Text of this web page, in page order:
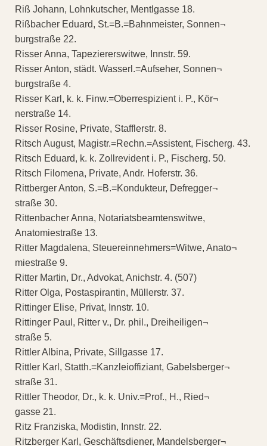
Riß Johann, Lohnkutscher, Mentlgasse 18.
Rißbacher Eduard, St.=B.=Bahnmeister, Sonnen¬
burgstraße 22.
Risser Anna, Tapeziererswitwe, Innstr. 59.
Risser Anton, städt. Wasserl.=Aufseher, Sonnen¬
burgstraße 4.
Risser Karl, k. k. Finw.=Oberrespizient i. P., Kör¬
nerstraße 14.
Risser Rosine, Private, Stafflerstr. 8.
Ritsch August, Magistr.=Rechn.=Assistent, Fischerg. 43.
Ritsch Eduard, k. k. Zollrevident i. P., Fischerg. 50.
Ritsch Filomena, Private, Andr. Hoferstr. 36.
Rittberger Anton, S.=B.=Kondukteur, Defregger¬
straße 30.
Rittenbacher Anna, Notariatsbeamtenswitwe,
Anatomiestraße 13.
Ritter Magdalena, Steuereinnehmers=Witwe, Anato¬
miestraße 9.
Ritter Martin, Dr., Advokat, Anichstr. 4. (507)
Ritter Olga, Postaspirantin, Müllerstr. 37.
Rittinger Elise, Privat, Innstr. 10.
Rittinger Paul, Ritter v., Dr. phil., Dreiheiligen¬
straße 5.
Rittler Albina, Private, Sillgasse 17.
Rittler Karl, Statth.=Kanzleioffiziant, Gabelsberger¬
straße 31.
Rittler Theodor, Dr., k. k. Univ.=Prof., H., Ried¬
gasse 21.
Ritz Franziska, Modistin, Innstr. 22.
Ritzberger Karl, Geschäftsdiener, Mandelsberger¬